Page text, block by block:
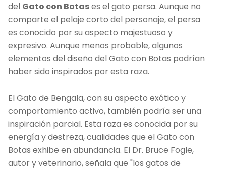
del Gato con Botases el gato persa. Aunque no
comparte el pelaje corto del personaje, el persa
es conocido por su aspecto majestuoso y
expresivo. Aunque menos probable, algunos
elementos del diseño del Gato con Botas podrían
haber sido inspirados por esta raza.
El Gato de Bengala, con su aspecto exótico y
comportamiento activo, también podría ser una
inspiración parcial. Esta raza es conocida por su
energía y destreza, cualidades que el Gato con
Botas exhibe en abundancia. El Dr. Bruce Fogle,
autor y veterinario, señala que "los gatos de